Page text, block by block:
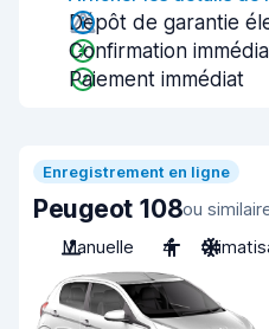
Dépôt de garantie
Confirmation
Paiement immédiat
Enregistrement en ligne
Peugeot 108ou
Manuelle
4